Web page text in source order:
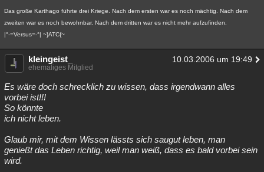
Das große Karthago führte drei Kriege. Nach dem ersten war es noch mächtig. Nach dem
zweiten war es noch bewohnbar. Nach dem dritten war es nicht mehr aufzufinden.
|°-=Versus=-°| ~}ATC{~
kleingeist_ 10.03.2006 um 19:49
ehemaliges Mitglied
Es wäre doch schrecklich zu wissen, dass irgendwann alles
vorbei ist!!!
So könnte
ich nicht leben.
Glaub mir, mit dem Wissen lässts sich saugut leben, man
genießt das Leben richtig, weil man weiß, dass es bald vorbei sein
wird.